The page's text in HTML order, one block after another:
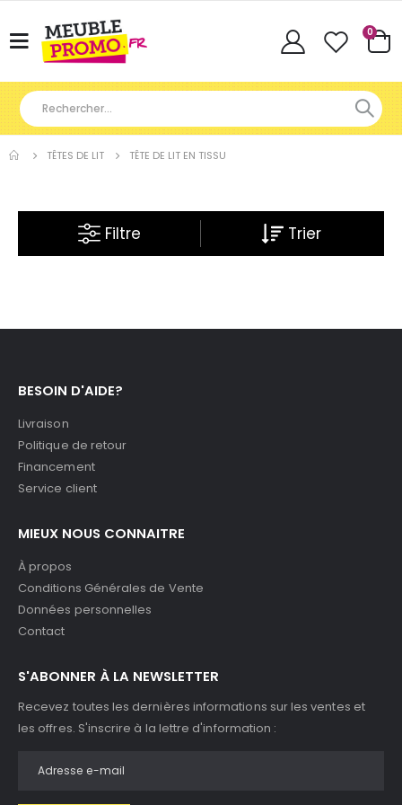
Basculer
Cart
0
TÊTES DE LIT TÊTE DE LIT EN TISSU
Filtre
BESOIN D'AIDE?
Livraison
Politique de retour
Financement
Service client
MIEUX NOUS CONNAITRE
À propos
Conditions Générales de Vente
Données personnelles
Contact
S'ABONNER À LA NEWSLETTER
Recevez toutes les dernières informations sur les ventes et
les offres. S'inscrire à la lettre d'information :